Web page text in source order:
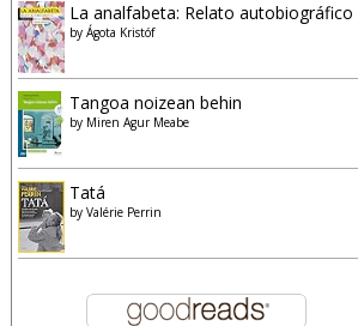
La analfabeta: Relato autobiográfico
by Ágota Kristóf
Tangoa noizean behin
by Miren Agur Meabe
Tatá
by Valérie Perrin